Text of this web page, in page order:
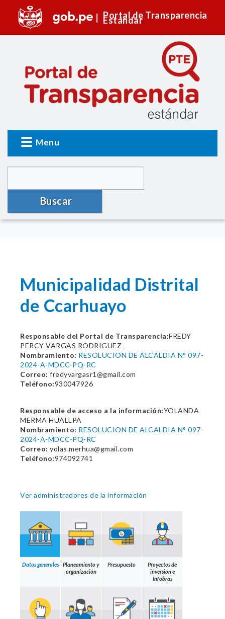
Portal de Transparencia
Estándar
Menu
Buscar
Municipalidad Distrital
de Ccarhuayo
Responsable del Portal de Transparencia:FREDY
PERCY VARGAS RODRIGUEZ
Nombramiento: RESOLUCION DE ALCALDIA N° 097-
2024-A-MDCC-PQ-RC
Correo: fredyvargasr1@gmail.com
Teléfono:930047926
Responsable de acceso a la información:YOLANDA
MERMA HUALLPA
Nombramiento: RESOLUCION DE ALCALDIA N° 097-
2024-A-MDCC-PQ-RC
Correo: yolas.merhua@gmail.com
Teléfono:974092741
Ver administradores de la información
Datos generales
Planeamiento y
organización
Presupuesto
Proyectos de
inversión e
Infobras